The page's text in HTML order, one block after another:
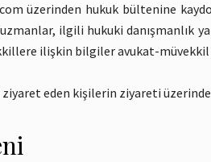
üzerinden hukuk bültenine
ilgili hukuki danışmanlık
ilişkin bilgiler avukat-
ziyaret eden kişilerin ziyareti